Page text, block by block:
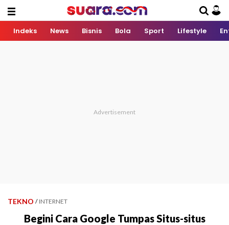
Indeks News Bisnis Bola Sport Lifestyle
TEKNO / INTERNET
Begini Cara Google Tumpas Situs-situs